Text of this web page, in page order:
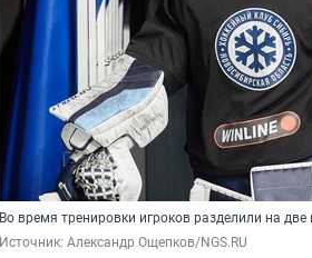
Во время тренировки игроков разделили на
Источник: Александр Ощепков/NGS.RU